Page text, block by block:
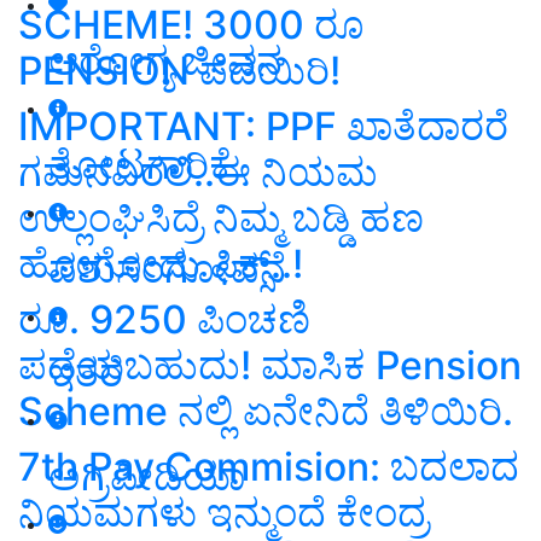
ಆರೋಗ್ಯ ಜೀವನ
ತೋಟಗಾರಿಕೆ
ಪಶುಸಂಗೋಪನೆ
ಇತರೆ
ಅಗ್ರಿಪೀಡಿಯಾ
SCHEME! 3000 ರೂ
PENSION ಪಡೆಯಿರಿ!
IMPORTANT: PPF ಖಾತೆದಾರರೆ
ಗಮನವಿರಲಿ..ಈ ನಿಯಮ
ಉಲ್ಲಂಘಿಸಿದ್ರೆ ನಿಮ್ಮ ಬಡ್ಡಿ ಹಣ
ಹೋಗೋದು ಫಿಕ್ಸ್‌..!
ರೂ. 9250 ಪಿಂಚಣಿ
ಪಡೆಯಬಹುದು! ಮಾಸಿಕ Pension
Scheme ನಲ್ಲಿ ಏನೇನಿದೆ ತಿಳಿಯಿರಿ.
7th Pay Commision: ಬದಲಾದ
ನಿಯಮಗಳು ಇನ್ಮುಂದೆ ಕೇಂದ್ರ